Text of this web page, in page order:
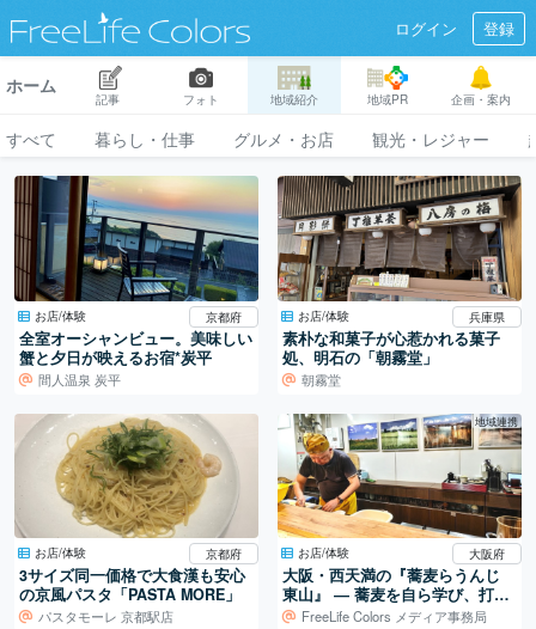
ログイン 登録
ホーム
記事 フォト 地域紹介 地域PR 企画・案内
すべて 暮らし・仕事 グルメ・お店 観光・レジャー
お店/体験 京都府
全室オーシャンビュー。美味しい
蟹と夕日が映えるお宿*炭平
間人温泉 炭平
お店/体験 兵庫県
素朴な和菓子が心惹かれる菓子
処、明石の「朝霧堂」
朝霧堂
お店/体験 京都府
3サイズ同一価格で大食漢も安心
の京風パスタ「PASTA MORE」
パスタモーレ 京都駅店
地域連携
お店/体験 大阪府
大阪・西天満の『蕎麦らうんじ
東山』 ― 蕎麦を自ら学び、打ち
続ける日常
FreeLife Colors メディア事務局